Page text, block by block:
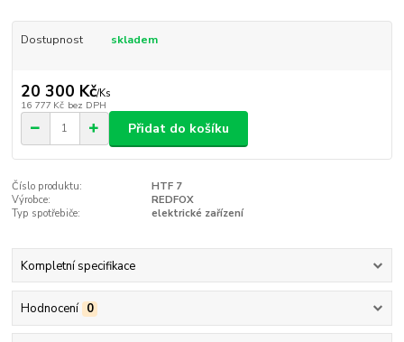
Dostupnost skladem
20 300 Kč/Ks
16 777 Kč bez DPH
Přidat do košíku
Číslo produktu:
HTF 7
Výrobce:
REDFOX
Typ spotřebiče:
elektrické zařízení
Kompletní specifikace
Hodnocení 0